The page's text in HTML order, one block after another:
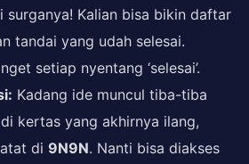
surganya! Kalian bisa bikin daftar
tandai yang udah selesai.
setiap nyentang ‘selesai’.
Kadang ide muncul tiba-tiba
kertas yang akhirnya ilang,
di 9N9N. Nanti bisa diakses